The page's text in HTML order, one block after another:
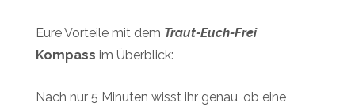
Eure Vorteile mit dem Traut-Euch-Frei
Kompass im Überblick:
Nach nur 5 Minuten wisst ihr genau, ob eine